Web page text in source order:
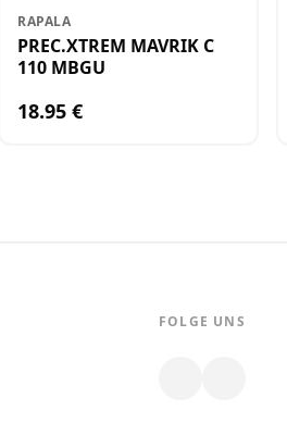
RAPALA
PREC.XTREM MAVRIK C
110 MBGU
18.95 €
FOLGE UNS